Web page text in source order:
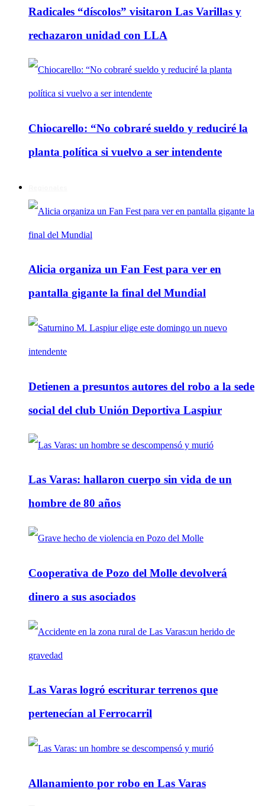
Radicales “díscolos” visitaron Las Varillas y
rechazaron unidad con LLA
Chiocarello: “No cobraré sueldo y reduciré la
planta política si vuelvo a ser intendente
Alicia organiza un Fan Fest para ver en
pantalla gigante la final del Mundial
Detienen a presuntos autores del robo a la sede
social del club Unión Deportiva Laspiur
Las Varas: hallaron cuerpo sin vida de un
hombre de 80 años
Cooperativa de Pozo del Molle devolverá
dinero a sus asociados
Las Varas logró escriturar terrenos que
pertenecían al Ferrocarril
Allanamiento por robo en Las Varas